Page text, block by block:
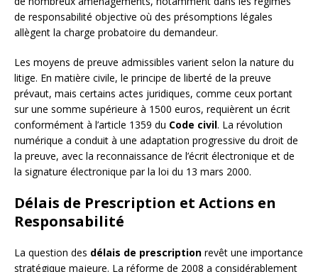
de responsabilité objective où des présomptions légales
allègent la charge probatoire du demandeur.
Les moyens de preuve admissibles varient selon la nature du
litige. En matière civile, le principe de liberté de la preuve
prévaut, mais certains actes juridiques, comme ceux portant
sur une somme supérieure à 1500 euros, requièrent un écrit
conformément à l’article 1359 du Code civil. La révolution
numérique a conduit à une adaptation progressive du droit de
la preuve, avec la reconnaissance de l’écrit électronique et de
la signature électronique par la loi du 13 mars 2000.
Délais de Prescription et Actions en
Responsabilité
La question des délais de prescription revêt une importance
stratégique majeure. La réforme de 2008 a considérablement